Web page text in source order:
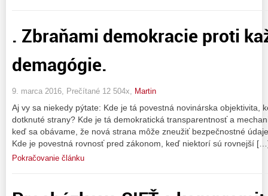
. Zbraňami demokracie proti
demagógie.
9. marca 2016, Prečítané 12 504x, Martin
Aj vy sa niekedy pýtate: Kde je tá povestná novinárska objektivita,
dotknuté strany? Kde je tá demokratická transparentnosť a
keď sa obávame, že nová strana môže zneužiť bezpečnostné
Kde je povestná rovnosť pred zákonom, keď niektorí sú rovnejší
Pokračovanie článku